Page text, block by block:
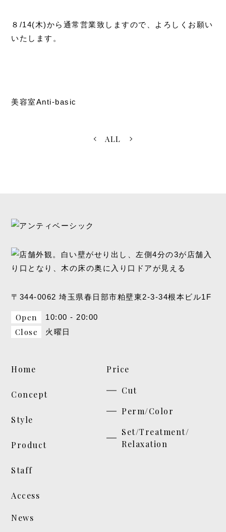
８/14(木)から通常営業致しますので、よろしくお願い
いたします。
美容室Anti-basic
ALL
〒344-0062 埼玉県春日部市粕壁東2-3-34根本ビル1F
Open 10:00 - 20:00
Close 火曜日
Home
Concept
Style
Product
Staff
Access
Price
Cut
Perm/Color
Set/Treatment/
Relaxation
News